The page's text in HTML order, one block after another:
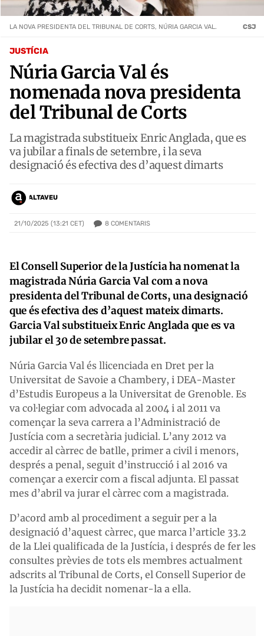
JUSTÍCIA
Núria Garcia Val és
nomenada nova presidenta
del Tribunal de Corts
La magistrada substitueix Enric Anglada, que es
va jubilar a finals de setembre, i la seva
designació és efectiva des d’aquest dimarts
ALTAVEU
21/10/2025 (13:21 CET) 8 COMENTARIS
LA NOVA PRESIDENTA DEL TRIBUNAL DE CORTS, NÚRIA GARCIA VAL. CSJ
El Consell Superior de la Justícia ha nomenat la
magistrada Núria Garcia Val com a nova
presidenta del Tribunal de Corts, una designació
que és efectiva des d’aquest mateix dimarts.
Garcia Val substitueix Enric Anglada que es va
jubilar el 30 de setembre passat.
Núria Garcia Val és llicenciada en Dret per la
Universitat de Savoie a Chambery, i DEA-Master
d’Estudis Europeus a la Universitat de Grenoble. Es
va col·legiar com advocada al 2004 i al 2011 va
començar la seva carrera a l’Administració de
Justícia com a secretària judicial. L’any 2012 va
accedir al càrrec de batlle, primer a civil i menors,
després a penal, seguit d’instrucció i al 2016 va
començar a exercir com a fiscal adjunta. El passat
mes d’abril va jurar el càrrec com a magistrada.
D’acord amb al procediment a seguir per a la
designació d’aquest càrrec, que marca l’article 33.2
de la Llei qualificada de la Justícia, i després de fer les
consultes prèvies de tots els membres actualment
adscrits al Tribunal de Corts, el Consell Superior de
la Justícia ha decidit nomenar-la a ella.